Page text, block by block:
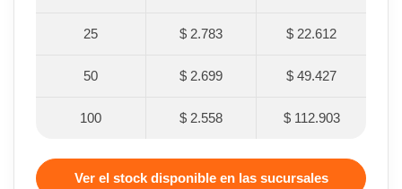
25 $ 2.783 $ 22.612
50 $ 2.699 $ 49.427
100 $ 2.558 $ 112.903
Ver el stock disponible en las sucursales